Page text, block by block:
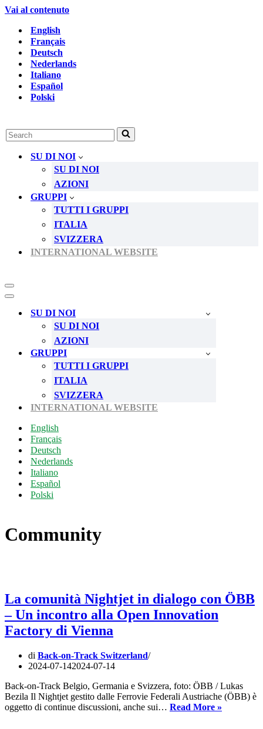
Vai al contenuto
English
Français
Deutsch
Nederlands
Italiano
Español
Polski
Ricerca
per
SU DI NOI
SU DI NOI
AZIONI
GRUPPI
TUTTI I GRUPPI
ITALIA
SVIZZERA
INTERNATIONAL WEBSITE
Menu
di
Menu
navigazioneSU DI NOI
SU DI NOI
AZIONI
GRUPPI
TUTTI I GRUPPI
ITALIA
SVIZZERA
INTERNATIONAL WEBSITE
English
Français
Deutsch
Nederlands
Italiano
Español
Polski
Community
La comunità Nightjet in dialogo con ÖBB
– Un incontro alla Open Innovation
Factory di Vienna
di Back-on-Track Switzerland
2024-07-142024-07-14
Back-on-Track Belgio, Germania e Svizzera, foto: ÖBB / Lukas
Bezila Il Nightjet gestito dalle Ferrovie Federali Austriache (ÖBB) è
oggetto di continue discussioni, anche sui… Read More »